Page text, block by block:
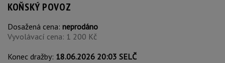
KOŇSKÝ POVOZ
Dosažená cena: neprodáno
Vyvolávací cena: 1 200 Kč
Konec dražby: 18.06.2026 20:03 SELČ